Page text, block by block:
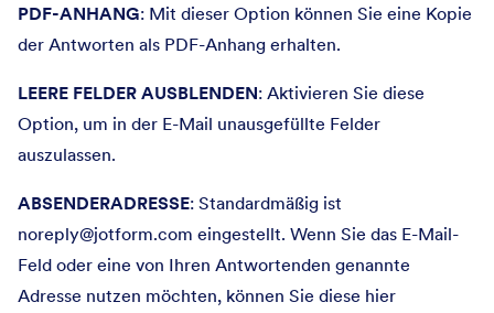
PDF-ANHANG: Mit dieser Option können Sie eine Kopie
der Antworten als PDF-Anhang erhalten.
LEERE FELDER AUSBLENDEN: Aktivieren Sie diese
Option, um in der E-Mail unausgefüllte Felder
auszulassen.
ABSENDERADRESSE: Standardmäßig ist
noreply@jotform.com eingestellt. Wenn Sie das E-Mail-
Feld oder eine von Ihren Antwortenden genannte
Adresse nutzen möchten, können Sie diese hier